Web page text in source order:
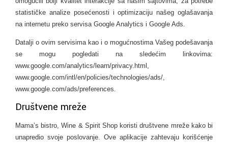
statističke analize posećenosti i optimizaciju našeg oglašavanja
na internetu preko servisa Google Analytics i Google Ads.
Datalji o ovim servisima kao i o mogućnostima Vašeg podešavanja
se mogu pogledati na sledećim linkovima:
www.google.com/analytics/learn/privacy.html,
www.google.com/intl/en/policies/technologies/ads/,
www.google.com/ads/preferences.
Društvene mreže
Mama’s bistro, Wine & Spirit Shop koristi društvene mreže kako bi
unapredio svoje poslovanje. Ove aplikacije zahtevaju korišćenje